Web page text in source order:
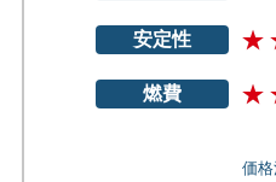
安定性
燃費